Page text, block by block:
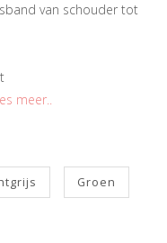
van schouder tot
meer..
Groen